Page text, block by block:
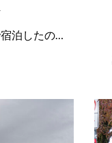
泊したの…